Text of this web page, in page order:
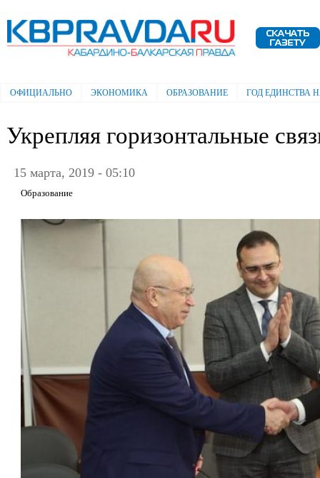
Электронная газета "Кабардино-
Балкарская правда"
Главное меню
ОФИЦИАЛЬНО ЭКОНОМИКА ОБРАЗОВАНИЕ ГОД ЕДИНСТВА
Укрепляя горизонтальные
15 марта, 2019 - 05:10
Образование